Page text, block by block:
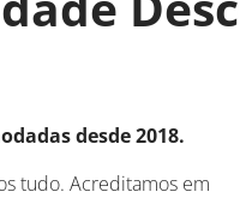
desde 2018.
tudo. Acreditamos em